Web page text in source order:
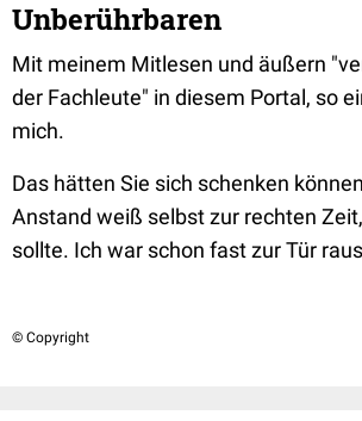
Unberührbaren
Mit meinem Mitlesen und äußern
der Fachleute" in diesem Portal, so
mich.
Das hätten Sie sich schenken
Anstand weiß selbst zur rechten
sollte. Ich war schon fast zur Tür
© Copyright